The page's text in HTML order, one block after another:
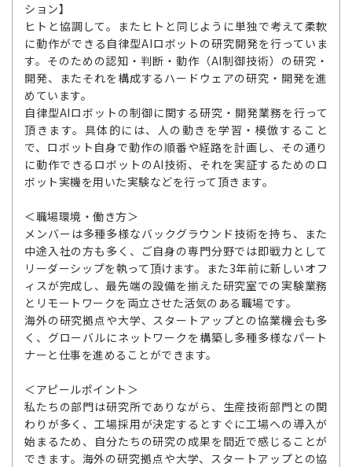
ション】
ヒトと協調して。またヒトと同じように単独で考えて柔軟
に動作ができる自律型AIロボットの研究開発を行っていま
す。そのための認知・判断・動作（AI制御技術）の研究・
開発、またそれを構成するハードウェアの研究・開発を進
めています。
自律型AIロボットの制御に関する研究・開発業務を行って
頂きます。具体的には、人の動きを学習・模倣すること
で、ロボット自身で動作の順番や経路を計画し、その通り
に動作できるロボットのAI技術、それを実証するためのロ
ボット実機を用いた実験などを行って頂きます。
＜職場環境・働き方＞
メンバーは多種多様なバックグラウンド技術を持ち、また
中途入社の方も多く、ご自身の専門分野では即戦力として
リーダーシップを執って頂けます。また3年前に新しいオフ
ィスが完成し、最先端の設備を揃えた研究室での実験業務
とリモートワークを両立させた活気のある職場です。
海外の研究拠点や大学、スタートアップとの協業機会も多
く、グローバルにネットワークを構築し多種多様なパート
ナーと仕事を進めることができます。
＜アピールポイント＞
私たちの部門は研究所でありながら、生産技術部門との関
わりが多く、工場採用が決定するとすぐに工場への導入が
始まるため、自分たちの研究の成果を間近で感じることが
できます。海外の研究拠点や大学、スタートアップとの協